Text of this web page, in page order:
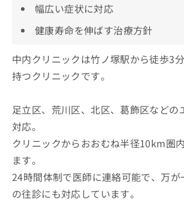
幅広い症状に対応
健康寿命を伸ばす治療方針
中内クリニックは竹ノ塚駅から徒歩3
持つクリニックです。
足立区、荒川区、北区、葛飾区などの
対応。
クリニックからおおむね半径10km圏
ます。
24時間体制で医師に連絡可能で、万が
の往診にも対応しています。